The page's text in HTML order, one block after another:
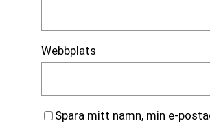
Webbplats
Spara mitt namn, min e-